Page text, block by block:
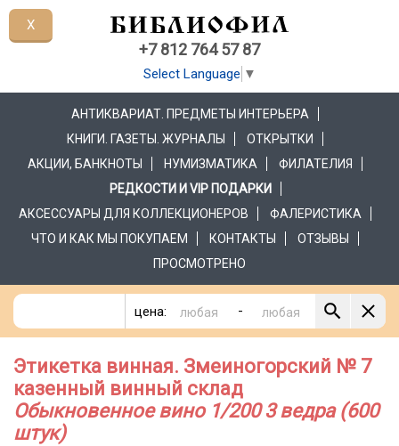
+7 812 764 57 87
Select Language ▼
АНТИКВАРИАТ. ПРЕДМЕТЫ ИНТЕРЬЕРА
КНИГИ. ГАЗЕТЫ. ЖУРНАЛЫ
ОТКРЫТКИ
АКЦИИ, БАНКНОТЫ
НУМИЗМАТИКА
ФИЛАТЕЛИЯ
РЕДКОСТИ И VIP ПОДАРКИ
АКСЕССУАРЫ ДЛЯ КОЛЛЕКЦИОНЕРОВ
ФАЛЕРИСТИКА
ЧТО И КАК МЫ ПОКУПАЕМ
КОНТАКТЫ
ОТЗЫВЫ
ПРОСМОТРЕНО
цена: -
Этикетка винная. Змеиногорский № 7
казенный винный склад
Обыкновенное вино 1/200 3 ведра (600
штук)
X